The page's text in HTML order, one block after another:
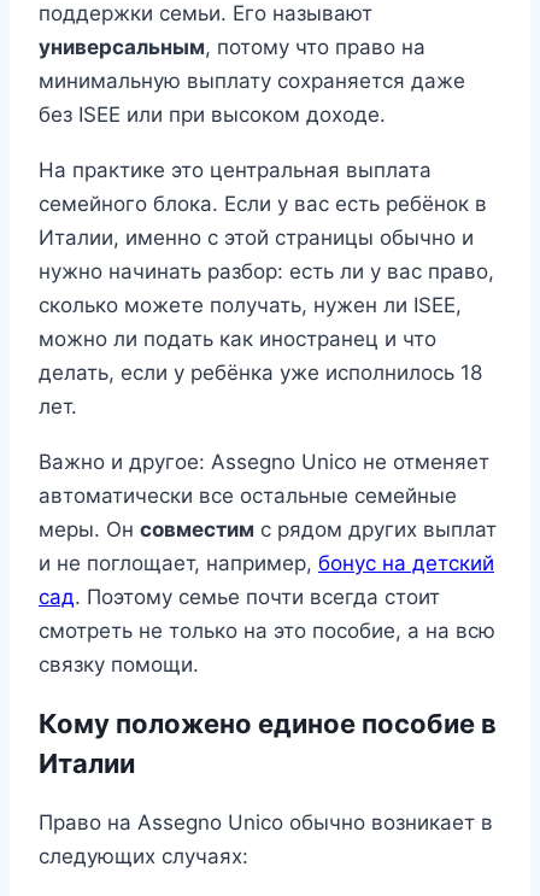
поддержки семьи. Его называют
универсальным, потому что право на
минимальную выплату сохраняется даже
без ISEE или при высоком доходе.
На практике это центральная выплата
семейного блока. Если у вас есть ребёнок в
Италии, именно с этой страницы обычно и
нужно начинать разбор: есть ли у вас право,
сколько можете получать, нужен ли ISEE,
можно ли подать как иностранец и что
делать, если у ребёнка уже исполнилось 18
лет.
Важно и другое: Assegno Unico не отменяет
автоматически все остальные семейные
меры. Он совместим с рядом других выплат
и не поглощает, например, бонус на детский
сад. Поэтому семье почти всегда стоит
смотреть не только на это пособие, а на всю
связку помощи.
Кому положено единое пособие в
Италии
Право на Assegno Unico обычно возникает в
следующих случаях: